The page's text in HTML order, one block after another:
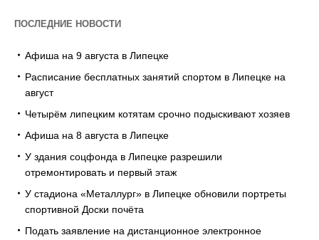
ПОСЛЕДНИЕ НОВОСТИ
Афиша на 9 августа в Липецке
Расписание бесплатных занятий спортом в Липецке на
август
Четырём липецким котятам срочно подыскивают хозяев
Афиша на 8 августа в Липецке
У здания соцфонда в Липецке разрешили
отремонтировать и первый этаж
У стадиона «Металлург» в Липецке обновили портреты
спортивной Доски почёта
Подать заявление на дистанционное электронное